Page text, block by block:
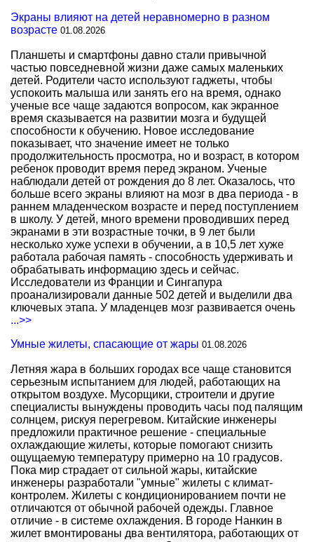
Экраны влияют на детей неравномерно в разном
возрасте 01.08.2026
Планшеты и смартфоны давно стали привычной
частью повседневной жизни даже самых маленьких
детей. Родители часто используют гаджеты, чтобы
успокоить малыша или занять его на время, однако
ученые все чаще задаются вопросом, как экранное
время сказывается на развитии мозга и будущей
способности к обучению. Новое исследование
показывает, что значение имеет не только
продолжительность просмотра, но и возраст, в котором
ребенок проводит время перед экраном. Ученые
наблюдали детей от рождения до 8 лет. Оказалось, что
больше всего экраны влияют на мозг в два периода - в
раннем младенческом возрасте и перед поступлением
в школу. У детей, много времени проводивших перед
экранами в эти возрастные точки, в 9 лет были
несколько хуже успехи в обучении, а в 10,5 лет хуже
работала рабочая память - способность удерживать и
обрабатывать информацию здесь и сейчас.
Исследователи из Франции и Сингапура
проанализировали данные 502 детей и выделили два
ключевых этапа. У младенцев мозг развивается очень
...>>
Умные жилеты, спасающие от жары 01.08.2026
Летняя жара в больших городах все чаще становится
серьезным испытанием для людей, работающих на
открытом воздухе. Мусорщики, строители и другие
специалисты вынуждены проводить часы под палящим
солнцем, рискуя перегревом. Китайские инженеры
предложили практичное решение - специальные
охлаждающие жилеты, которые помогают снизить
ощущаемую температуру примерно на 10 градусов.
Пока мир страдает от сильной жары, китайские
инженеры разработали "умные" жилеты с климат-
контролем. Жилеты с кондиционированием почти не
отличаются от обычной рабочей одежды. Главное
отличие - в системе охлаждения. В городе Нанкин в
жилет вмонтированы два вентилятора, работающих от